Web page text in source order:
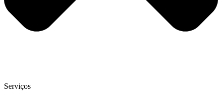
Serviços